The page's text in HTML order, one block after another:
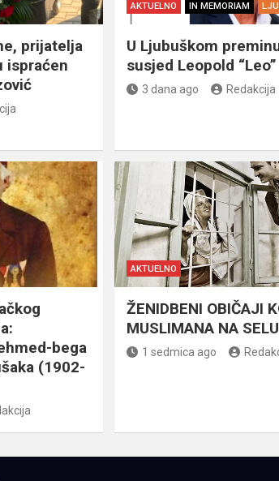
prijatelja
ispraćen
AKTUELNO IN MEMORIAM
U Ljubuškom
susjed Leopold
3 dana ago Redakcija
bega
(1902-
AKTUELNO
ŽENIDBENI OBIČAJI
MUSLIMANA NA SELU
1 sedmica ago